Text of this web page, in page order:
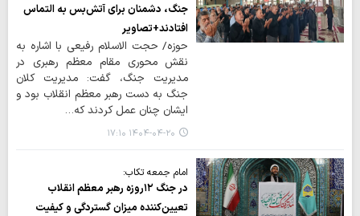
جنگ، دشمنان برای آتش‌بس به التماس
افتادند+تصاویر
حوزه/ حجت الاسلام رفیعی با اشاره به
نقش محوری مقام معظم رهبری در
مدیریت جنگ، گفت: مدیریت کلان
جنگ به دست رهبر معظم انقلاب بود و
ایشان چنان عمل کردند که…
۱۴۰۴-۰۴-۲۰ ۱۷:۱۰
امام جمعه تکاب:
در جنگ ۱۲روزه رهبر معظم انقلاب
تعیین‌کننده میزان گستردگی و کیفیت